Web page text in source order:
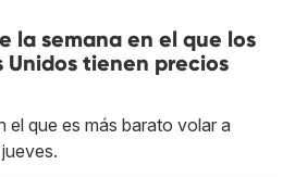
la semana en el que los
Unidos tienen precios
el que es más barato volar a